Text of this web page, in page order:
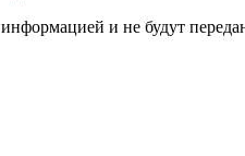
и не будут